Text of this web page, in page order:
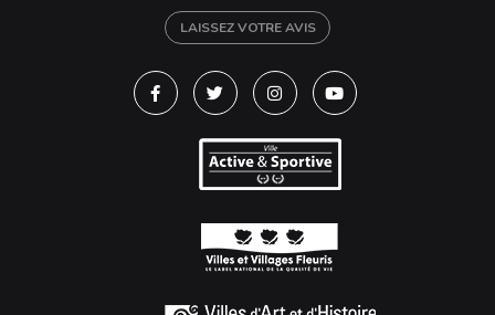
LAISSEZ VOTRE AVIS
Lien vers le compte Facebook
Lien vers le compte Twitter
Lien vers le compte
Lien vers la chaîne